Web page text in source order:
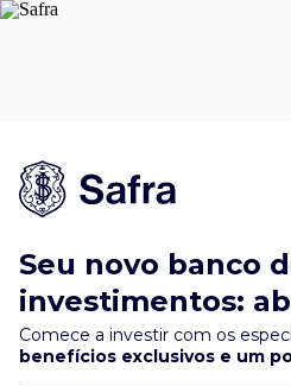
Seu novo banco
investimentos:
Comece a investir com os
benefícios exclusivos e um